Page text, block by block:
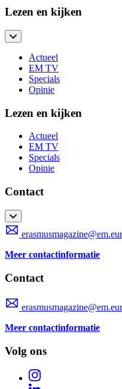
Lezen en kijken
Actueel
EM TV
Specials
Opinie
Lezen en kijken
Actueel
EM TV
Specials
Opinie
Contact
Meer contactinformatie
Contact
Meer contactinformatie
Volg ons